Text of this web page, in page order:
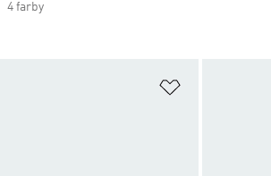
Pridať do
4 farby